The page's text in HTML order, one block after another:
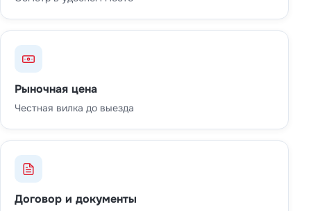
Рыночная цена
Честная вилка до выезда
Договор и документы